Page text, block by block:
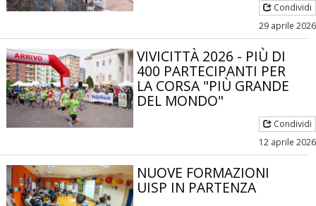
Condividi
29 aprile 2026
VIVICITTÀ 2026 - PIÙ DI
400 PARTECIPANTI PER
LA CORSA "PIÙ GRANDE
DEL MONDO"
Condividi
12 aprile 2026
NUOVE FORMAZIONI
UISP IN PARTENZA